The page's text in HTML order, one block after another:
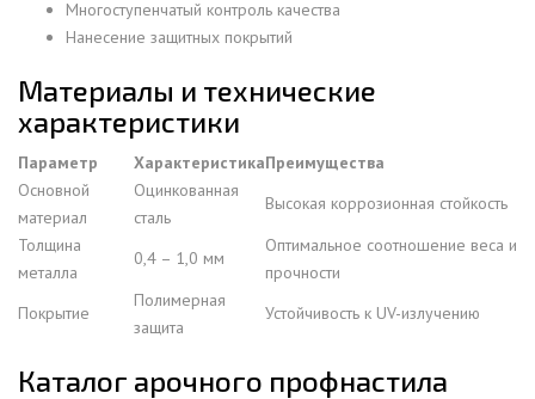
Многоступенчатый контроль качества
Нанесение защитных покрытий
Материалы и технические
характеристики
Параметр ХарактеристикаПреимущества
Основной
материал
Оцинкованная
сталь
Высокая коррозионная стойкость
Толщина
металла
0,4 – 1,0 мм
Оптимальное соотношение веса и
прочности
Покрытие
Полимерная
защита
Устойчивость к UV-излучению
Каталог арочного профнастила